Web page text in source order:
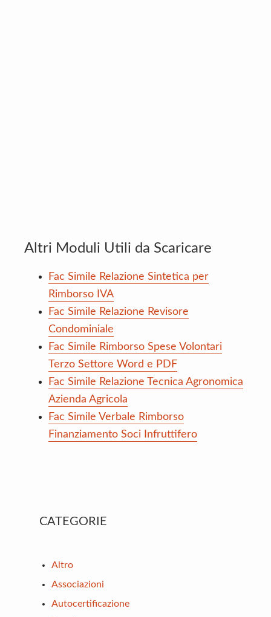
Altri Moduli Utili da Scaricare
Fac Simile Relazione Sintetica per
Rimborso IVA
Fac Simile Relazione Revisore
Condominiale
Fac Simile Rimborso Spese Volontari
Terzo Settore Word e PDF
Fac Simile Relazione Tecnica Agronomica
Azienda Agricola
Fac Simile Verbale Rimborso
Finanziamento Soci Infruttifero
Primary
CATEGORIE
Altro
Associazioni
Autocertificazione